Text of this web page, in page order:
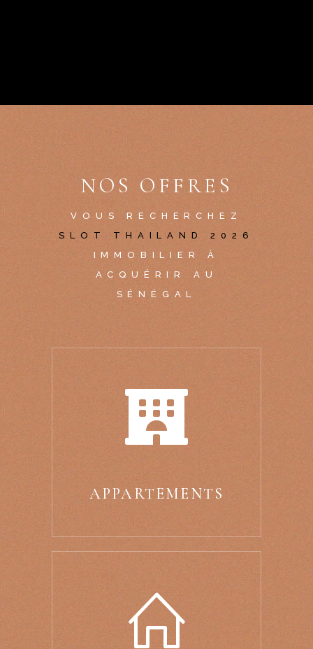
NOS OFFRES
VOUS RECHERCHEZ
SLOT THAILAND 2026
IMMOBILIER À
ACQUÉRIR AU
SÉNÉGAL
APPARTEMENTS